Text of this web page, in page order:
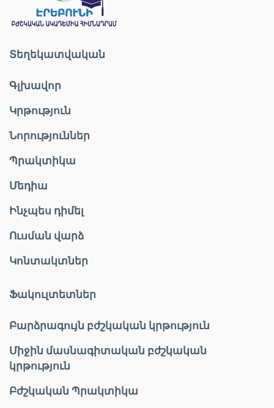
Տեղեկատվական
Գլխավոր
Կրթություն
Նորություններ
Պրակտիկա
Մեդիա
Ինչպես դիմել
Ուսման վարձ
Կոնտակտներ
Ֆակուլտետներ
Բարձրագույն բժշկական կրթություն
Միջին մասնագիտական բժշկական
կրթություն
Բժշկական Պրակտիկա